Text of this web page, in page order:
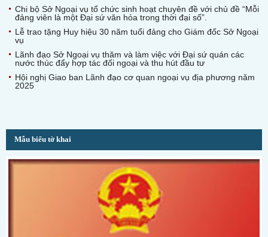
Chi bộ Sở Ngoại vụ tổ chức sinh hoạt chuyên đề với chủ đề “Mỗi
đảng viên là một Đại sứ văn hóa trong thời đại số”.
Lễ trao tặng Huy hiệu 30 năm tuổi đảng cho Giám đốc Sở Ngoại
vụ
Lãnh đạo Sở Ngoại vụ thăm và làm việc với Đại sứ quán các
nước thúc đẩy hợp tác đối ngoại và thu hút đầu tư
Hội nghị Giao ban Lãnh đạo cơ quan ngoại vụ địa phương năm
2025
Mẫu biểu tờ khai